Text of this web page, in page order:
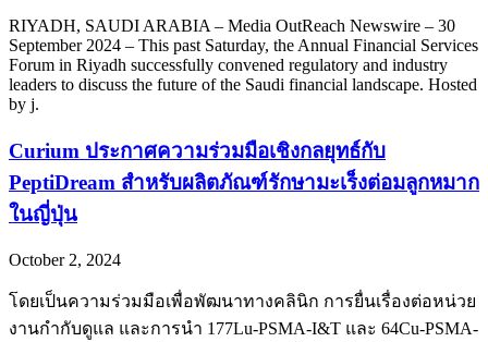
RIYADH, SAUDI ARABIA – Media OutReach Newswire – 30
September 2024 – This past Saturday, the Annual Financial Services
Forum in Riyadh successfully convened regulatory and industry
leaders to discuss the future of the Saudi financial landscape. Hosted
by j.
Curium ประกาศความร่วมมือเชิงกลยุทธ์กับ
PeptiDream สำหรับผลิตภัณฑ์รักษามะเร็งต่อมลูกหมาก
ในญี่ปุ่น
October 2, 2024
โดยเป็นความร่วมมือเพื่อพัฒนาทางคลินิก การยื่นเรื่องต่อหน่วย
งานกำกับดูแล และการนำ 177Lu-PSMA-I&T และ 64Cu-PSMA-